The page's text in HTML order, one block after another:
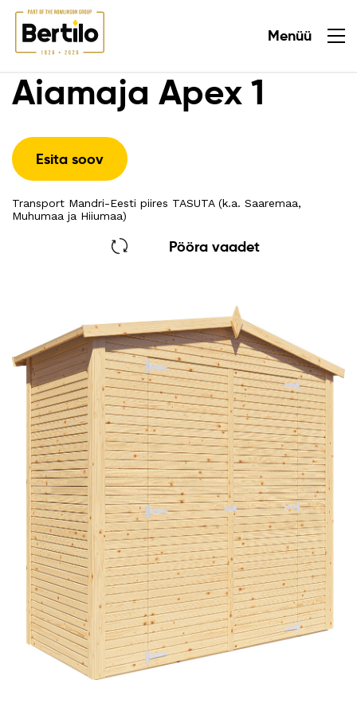
Menüü
Aiamaja Apex 1
Esita soov
Transport Mandri-Eesti piires TASUTA (k.a. Saaremaa,
Muhumaa ja Hiiumaa)
Pööra vaadet